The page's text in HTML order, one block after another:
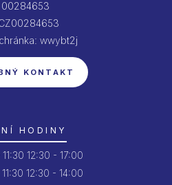
00284653
wwybt2j
KONTAKT
HODINY
12:30 - 17:00
12:30 - 14:00